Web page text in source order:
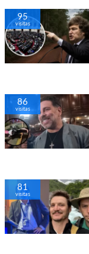
95
visitas
86
visitas
81
visitas